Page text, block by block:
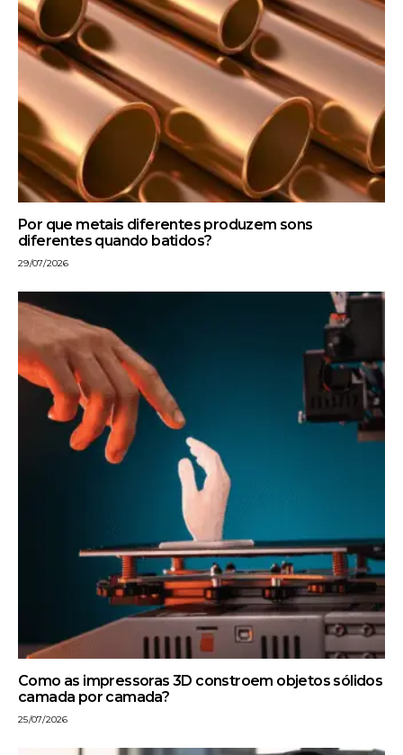
Por que metais diferentes produzem sons
diferentes quando batidos?
29/07/2026
Como as impressoras 3D constroem objetos sólidos
camada por camada?
25/07/2026